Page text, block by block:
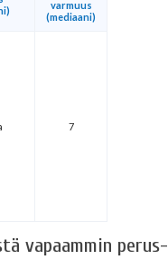
varmuus
(mediaani)
7
vapaammin perus-